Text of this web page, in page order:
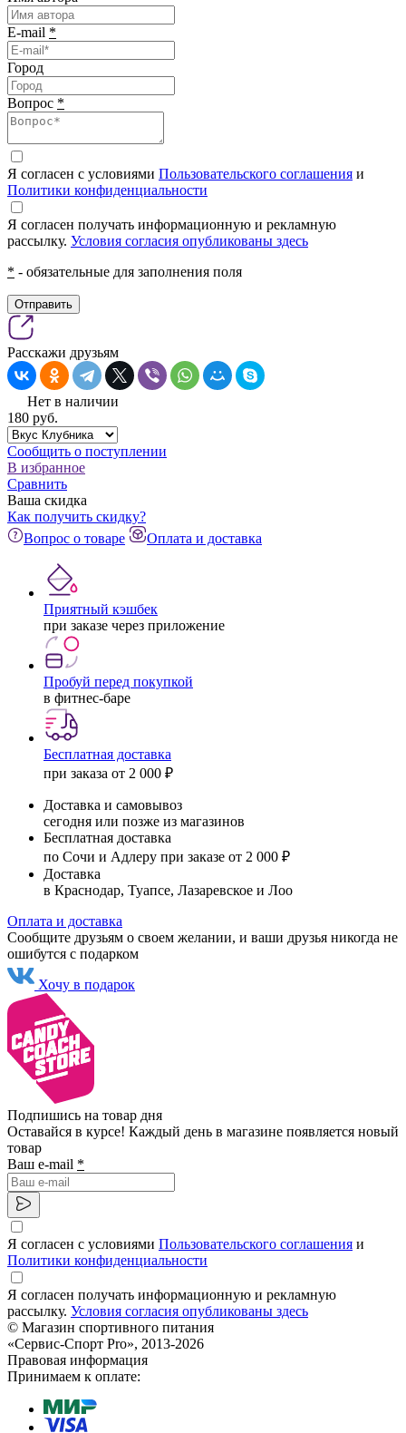
E-mail *
Город
Вопрос *
Я согласен с условиями Пользовательского соглашения и
Политики конфиденциальности
Я согласен получать информационную и рекламную
рассылку. Условия согласия опубликованы здесь
* - обязательные для заполнения поля
Отправить
Расскажи друзьям
Нет в наличии
180 pуб.
Сообщить о поступлении
В избранное
Сравнить
Ваша скидка
Как получить скидку?
Вопрос о товаре
Оплата и доставка
Приятный кэшбек
при заказе через приложение
Пробуй перед покупкой
в фитнес-баре
Бесплатная доставка
при заказа от 2 000 ₽
Доставка и самовывоз
сегодня или позже из магазинов
Бесплатная доставка
по Сочи и Адлеру при заказе от 2 000 ₽
Доставка
в Краснодар, Туапсе, Лазаревское и Лоо
Оплата и доставка
Сообщите друзьям о своем желании, и ваши друзья никогда не
ошибутся с подарком
Хочу в подарок
Подпишись на товар дня
Оставайся в курсе! Каждый день в магазине появляется новый
товар
Ваш e-mail *
Я согласен с условиями Пользовательского соглашения и
Политики конфиденциальности
Я согласен получать информационную и рекламную
рассылку. Условия согласия опубликованы здесь
© Магазин спортивного питания
«Сервис-Спорт Pro», 2013-2026
Правовая информация
Принимаем к оплате: